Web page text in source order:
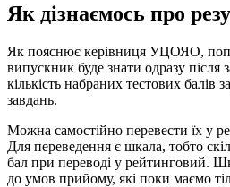
Як дізнаємось про
Як пояснює керівниця УЦОЯО,
випускник буде знати одразу після
кількість набраних тестових балів
завдань.
Можна самостійно перевести їх у
Для переведення є шкала, тобто
бал при переводі у рейтинговий.
до умов прийому, які поки маємо